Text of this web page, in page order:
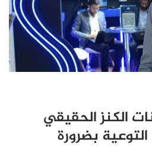
الكنز الحقيقي
بضرورة